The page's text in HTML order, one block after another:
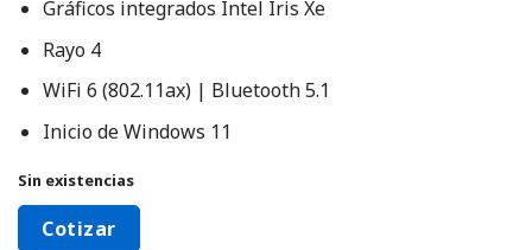
Gráficos integrados Intel Iris Xe
Rayo 4
WiFi 6 (802.11ax) | Bluetooth 5.1
Inicio de Windows 11
Sin existencias
Cotizar